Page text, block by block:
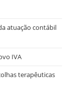
atuação contábil
IVA
terapêuticas